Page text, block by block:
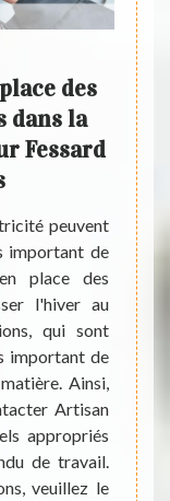
des
dans la
Fessard
peuvent
important de
place des
l'hiver au
qui sont
important de
Ainsi,
Artisan
appropriés
de travail.
veuillez le
En
très
en